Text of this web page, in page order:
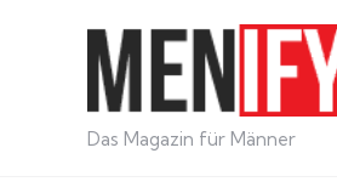
Das Magazin für Männer